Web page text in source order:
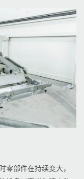
零部件在持续变大，